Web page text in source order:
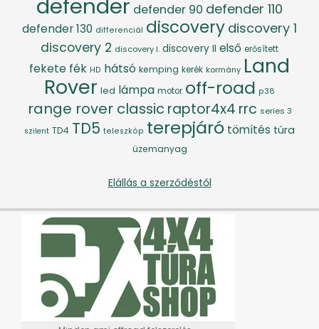
defender defender 90 defender 110
defender 130 differenciál discovery discovery 1
discovery 2 discovery I. discovery II első erősített
fekete fék HD hátsó kemping kerék kormány Land
Rover led lámpa motor off-road p38
range rover classic raptor4x4 rrc series 3
szilent TD4 TD5 teleszkóp terepjáró tömítés túra
üzemanyag
Elállás a szerződéstől